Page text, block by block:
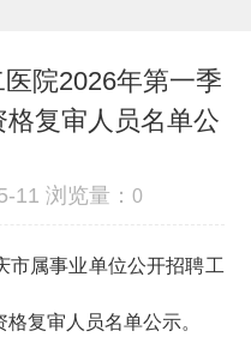
院2026年第一季
复审人员名单公
11 浏览量： 0
市属事业单位公开招聘工
复审人员名单公示。